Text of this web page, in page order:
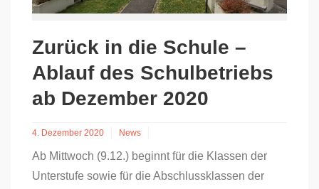
Zurück in die Schule –
Ablauf des Schulbetriebs
ab Dezember 2020
4. Dezember 2020 News
Ab Mittwoch (9.12.) beginnt für die Klassen der
Unterstufe sowie für die Abschlussklassen der